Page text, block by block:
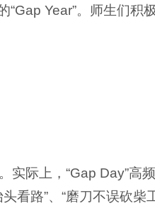
Year”。师生们积
实际上，“Gap Day”高
看路”、“磨刀不误砍柴